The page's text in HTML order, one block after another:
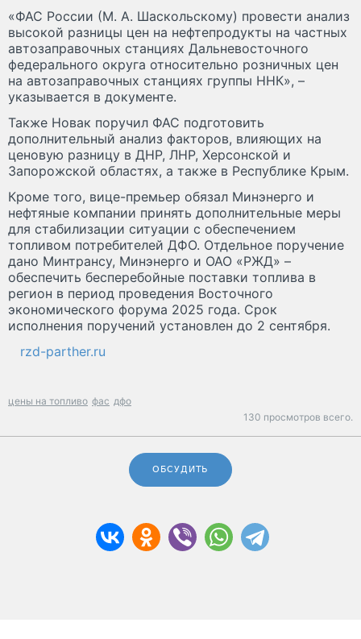
«ФАС России (М. А. Шаскольскому) провести анализ
высокой разницы цен на нефтепродукты на частных
автозаправочных станциях Дальневосточного
федерального округа относительно розничных цен
на автозаправочных станциях группы ННК», –
указывается в документе.
Также Новак поручил ФАС подготовить
дополнительный анализ факторов, влияющих на
ценовую разницу в ДНР, ЛНР, Херсонской и
Запорожской областях, а также в Республике Крым.
Кроме того, вице-премьер обязал Минэнерго и
нефтяные компании принять дополнительные меры
для стабилизации ситуации с обеспечением
топливом потребителей ДФО. Отдельное поручение
дано Минтрансу, Минэнерго и ОАО «РЖД» –
обеспечить бесперебойные поставки топлива в
регион в период проведения Восточного
экономического форума 2025 года. Срок
исполнения поручений установлен до 2 сентября.
rzd-parther.ru
цены на топливо фас дфо
130 просмотров всего.
ОБСУДИТЬ